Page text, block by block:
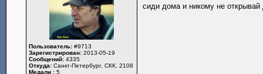
Пользователь: #9713
Зарегистрирован: 2013-05-19
Сообщений: 4335
Откуда: Санкт-Петербург, СКК, 2108
Медали : 5
сиди дома и никому не